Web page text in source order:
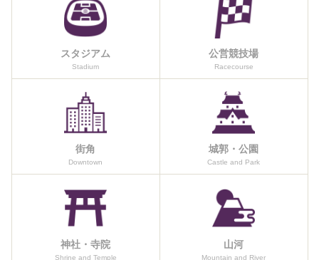
スタジアム
Stadium
公営競技場
Racecourse
街角
Downtown
城郭・公園
Castle and Park
神社・寺院
Shrine and Temple
山河
Mountain and River